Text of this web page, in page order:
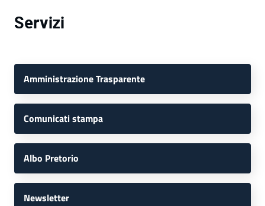
Servizi
Amministrazione Trasparente
Comunicati stampa
Albo Pretorio
Newsletter